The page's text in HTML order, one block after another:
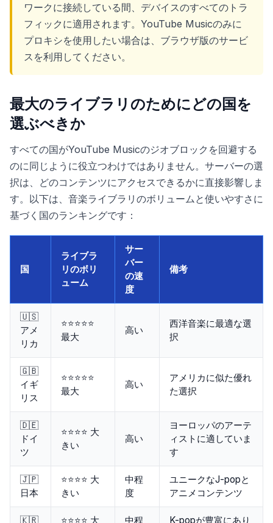
ワークに接続している間、デバイスのすべてのトラ
フィックに適用されます。YouTube Musicのみに
プロキシを使用したい場合は、ブラウザ版のサービ
スを利用してください。
最大のライブラリのためにどの国を
選ぶべきか
すべての国がYouTube Musicのジオブロックを回避する
のに同じように役立つわけではありません。サーバーの選
択は、どのコンテンツにアクセスできるかに直接影響しま
す。以下は、音楽ライブラリのボリュームと使いやすさに
基づく国のランキングです：
国
ライブラ
リのボリ
ューム
サー
バー
の速
度
備考
🇺🇸
アメ
リカ
⭐⭐⭐⭐⭐
最大
高い
西洋音楽に最適な選
択
🇬🇧
イギ
リス
⭐⭐⭐⭐⭐
最大
高い
アメリカに似た優れ
た選択
🇩🇪
ドイ
ツ
⭐⭐⭐⭐ 大
きい
高い
ヨーロッパのアーテ
ィストに適していま
す
🇯🇵
日本
⭐⭐⭐⭐ 大
きい
中程
度
ユニークなJ-popと
アニメコンテンツ
🇰🇷 ⭐⭐⭐⭐ 大 中程 K-popが豊富にあり